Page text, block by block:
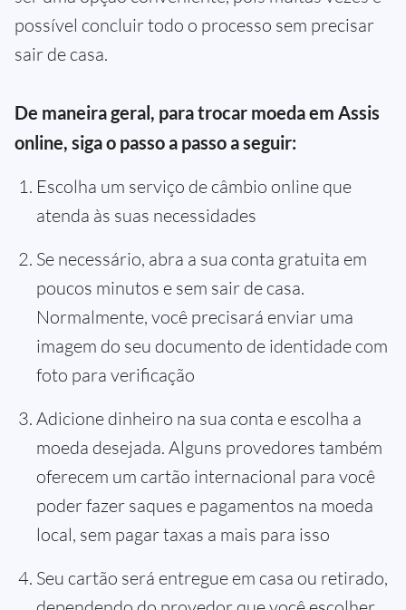
possível concluir todo o processo sem precisar
sair de casa.
De maneira geral, para trocar moeda em Assis
online, siga o passo a passo a seguir:
Escolha um serviço de câmbio online que
atenda às suas necessidades
Se necessário, abra a sua conta gratuita em
poucos minutos e sem sair de casa.
Normalmente, você precisará enviar uma
imagem do seu documento de identidade com
foto para verificação
Adicione dinheiro na sua conta e escolha a
moeda desejada. Alguns provedores também
oferecem um cartão internacional para você
poder fazer saques e pagamentos na moeda
local, sem pagar taxas a mais para isso
Seu cartão será entregue em casa ou retirado,